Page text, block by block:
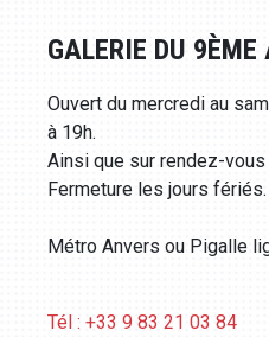
GALERIE DU 9ÈME
Ouvert du mercredi au
à 19h.
Ainsi que sur rendez-vous
Fermeture les jours fériés.
Métro Anvers ou Pigalle
Tél : +33 9 83 21 03 84